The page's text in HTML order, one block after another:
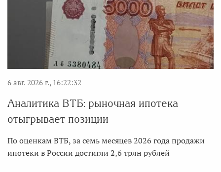
6 авг. 2026 г., 16:22:32
Аналитика ВТБ: рыночная ипотека
отыгрывает позиции
По оценкам ВТБ, за семь месяцев 2026 года продажи
ипотеки в России достигли 2,6 трлн рублей